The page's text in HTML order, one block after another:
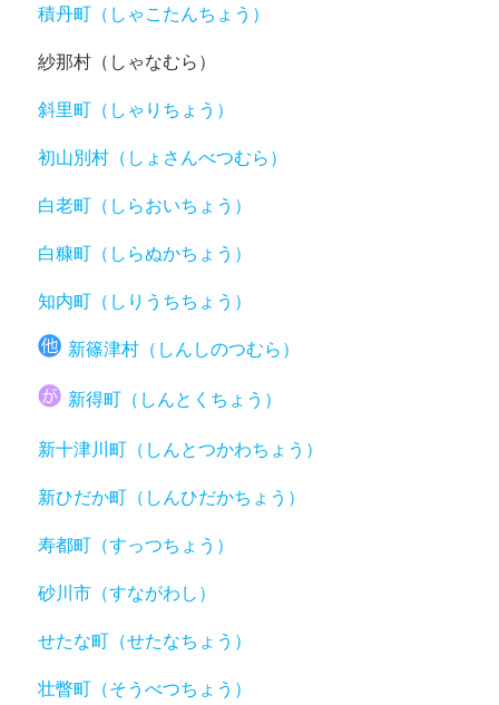
積丹町（しゃこたんちょう）
紗那村（しゃなむら）
斜里町（しゃりちょう）
初山別村（しょさんべつむら）
白老町（しらおいちょう）
白糠町（しらぬかちょう）
知内町（しりうちちょう）
新篠津村（しんしのつむら）
新得町（しんとくちょう）
新十津川町（しんとつかわちょう）
新ひだか町（しんひだかちょう）
寿都町（すっつちょう）
砂川市（すながわし）
せたな町（せたなちょう）
壮瞥町（そうべつちょう）